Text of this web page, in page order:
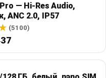
— Hi-Res Audio,
ANC 2.0, IP57
(5100)